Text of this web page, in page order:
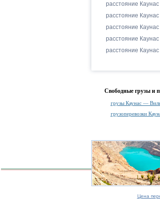
расстояние
расстояние
расстояние
расстояние
расстояние
Свободные грузы и
грузы Каунас —
грузоперевозки
Цена